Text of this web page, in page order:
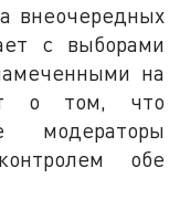
внеочередных
с выборами
на
о том, что
модераторы
обе